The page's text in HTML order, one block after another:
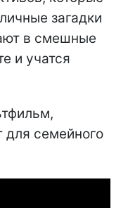
загадки
в смешные
и учатся
для семейного